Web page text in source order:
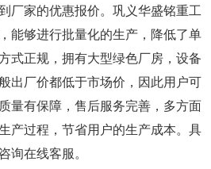
厂家的优惠报价。巩义华盛铭重工
能够进行批量化的生产，降低了单
式正规，拥有大型绿色厂房，设备
出厂价都低于市场价，因此用户可
量有保障，售后服务完善，多方面
产过程，节省用户的生产成本。具
询在线客服。